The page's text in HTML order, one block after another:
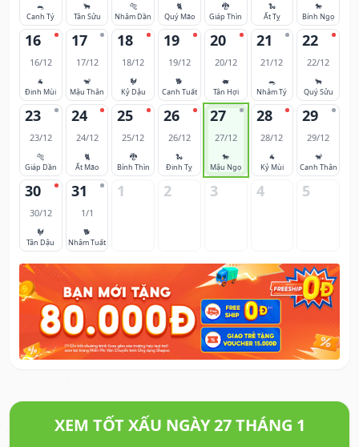
🐀
Canh Tý
🐂
Tân Sửu
🐅
Nhâm Dần
🐈
Quý Mão
🐉
Giáp Thìn
🐍
Ất Tỵ
🐎
Bính Ngọ
16
16/12
🐐
Đinh Mùi
17
17/12
🐒
Mậu Thân
18
18/12
🐓
Kỷ Dậu
19
19/12
🐕
Canh Tuất
20
20/12
🐖
Tân Hợi
21
21/12
🐀
Nhâm Tý
22
22/12
🐂
Quý Sửu
23
23/12
🐅
Giáp Dần
24
24/12
🐈
Ất Mão
25
25/12
🐉
Bính Thìn
26
26/12
🐍
Đinh Tỵ
27
27/12
🐎
Mậu Ngọ
28
28/12
🐐
Kỷ Mùi
29
29/12
🐒
Canh Thân
30
30/12
🐓
Tân Dậu
31
1/1
🐕
Nhâm Tuất
1 2 3 4 5
XEM TỐT XẤU NGÀY 27 THÁNG 1